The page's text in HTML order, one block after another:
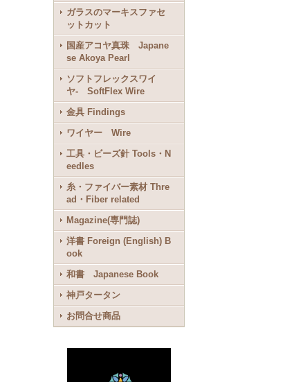
ガラスのマーキスファセ
ットカット
国産アコヤ真珠 Japane
se Akoya Pearl
ソフトフレックスワイ
ヤ- SoftFlex Wire
金具 Findings
ワイヤー Wire
工具・ビーズ針 Tools・N
eedles
糸・ファイバー素材 Thre
ad・Fiber related
Magazine(専門誌)
洋書 Foreign (English) B
ook
和書 Japanese Book
神戸タータン
お問合せ商品